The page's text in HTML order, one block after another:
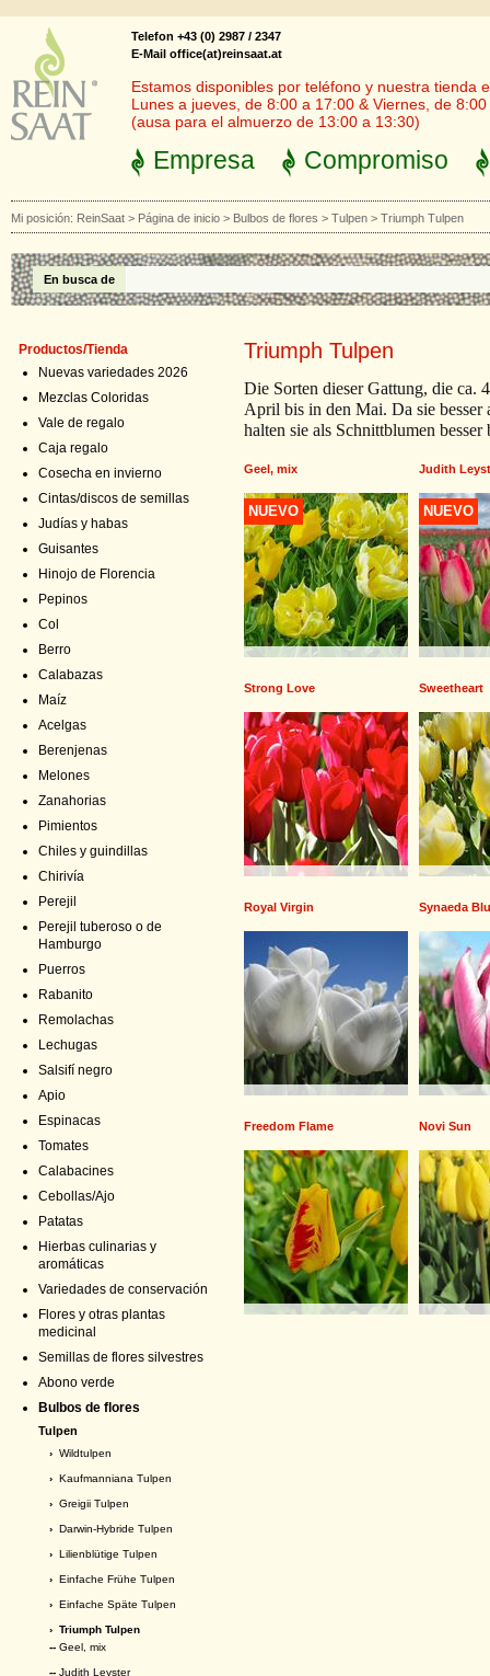
Telefon +43 (0) 2987 / 2347
E-Mail office(at)reinsaat.at
Estamos disponibles por teléfono y nuestra tienda
Lunes a jueves, de 8:00 a 17:00 & Viernes, de
(ausa para el almuerzo de 13:00 a 13:30)
Empresa Compromiso
Mi posición: ReinSaat > Página de inicio > Bulbos de flores > Tulpen > Triumph Tulpen
En busca de
Productos/Tienda
Nuevas variedades 2026
Mezclas Coloridas
Vale de regalo
Caja regalo
Cosecha en invierno
Cintas/discos de semillas
Judías y habas
Guisantes
Hinojo de Florencia
Pepinos
Col
Berro
Calabazas
Maíz
Acelgas
Berenjenas
Melones
Zanahorias
Pimientos
Chiles y guindillas
Chirivía
Perejil
Perejil tuberoso o de
Hamburgo
Puerros
Rabanito
Remolachas
Lechugas
Salsifí negro
Apio
Espinacas
Tomates
Calabacines
Cebollas/Ajo
Patatas
Hierbas culinarias y
aromáticas
Variedades de conservación
Flores y otras plantas
medicinal
Semillas de flores silvestres
Abono verde
Bulbos de flores
Tulpen
› Wildtulpen
› Kaufmanniana Tulpen
› Greigii Tulpen
› Darwin-Hybride Tulpen
› Lilienblütige Tulpen
› Einfache Frühe Tulpen
› Einfache Späte Tulpen
› Triumph Tulpen
-- Geel, mix
-- Judith Leyster
Triumph Tulpen
Die Sorten dieser Gattung, die ca.
April bis in den Mai. Da sie besser
halten sie als Schnittblumen
Geel, mix
NUEVO
Judith
NUEVO
Strong Love Sweetheart
Royal Virgin Synaeda
Freedom Flame Novi Sun